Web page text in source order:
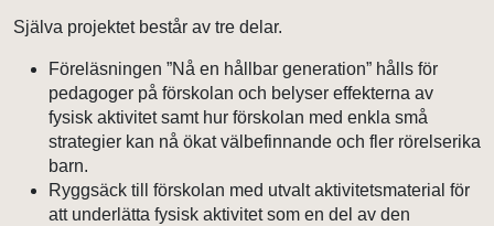
Själva projektet består av tre delar.
Föreläsningen ”Nå en hållbar generation” hålls för
pedagoger på förskolan och belyser effekterna av
fysisk aktivitet samt hur förskolan med enkla små
strategier kan nå ökat välbefinnande och fler rörelserika
barn.
Ryggsäck till förskolan med utvalt aktivitetsmaterial för
att underlätta fysisk aktivitet som en del av den